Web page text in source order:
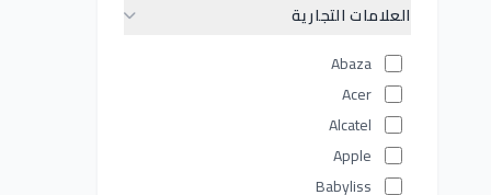
Lighting Equipment
Memory & Storage
Mobile Accessories
mobiles
Network devices
Personal Care Tools
العلامات التجارية
Abaza
Acer
Alcatel
Apple
Babyliss